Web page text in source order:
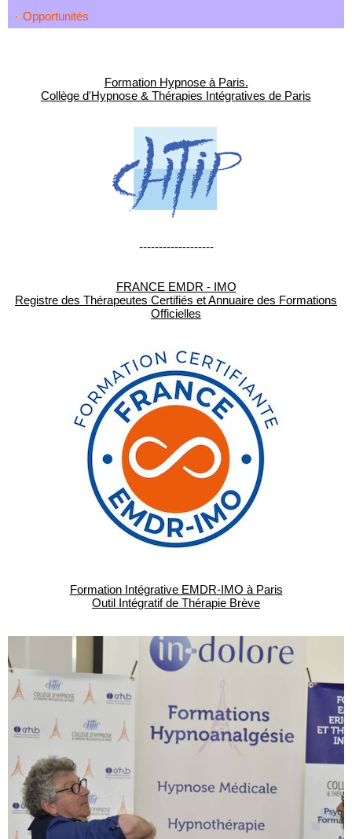
Opportunités
Formation Hypnose à Paris.
Collège d'Hypnose & Thérapies Intégratives de Paris
-------------------
FRANCE EMDR - IMO
Registre des Thérapeutes Certifiés et Annuaire des Formations
Officielles
Formation Intégrative EMDR-IMO à Paris
Outil Intégratif de Thérapie Brève